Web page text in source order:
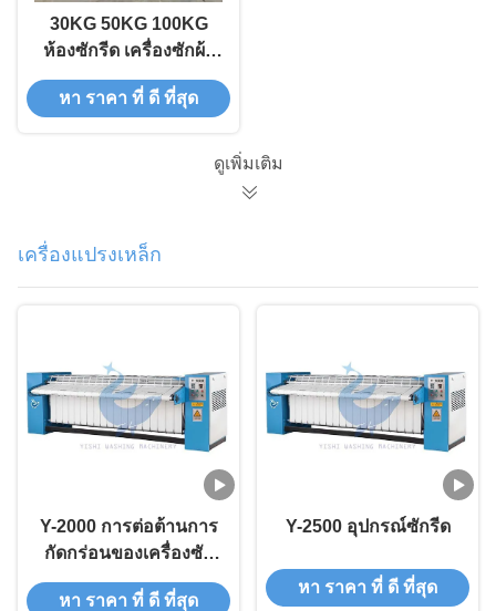
30KG 50KG 100KG
ห้องซักรีด เครื่องซักผ้า
ขวาง เครื่องซักผ้าขวาง
หา ราคา ที่ ดี ที่สุด
ดูเพิ่มเติม
เครื่องแปรงเหล็ก
Y-2000 การต่อต้านการ
กัดกร่อนของเครื่องซัก
ผ้า
หา ราคา ที่ ดี ที่สุด
Y-2500 อุปกรณ์ซักรีด
หา ราคา ที่ ดี ที่สุด